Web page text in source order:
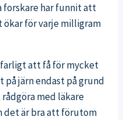
forskare har funnit att
för varje milligram
att få för mycket
järn endast på grund
med läkare
det är bra att förutom